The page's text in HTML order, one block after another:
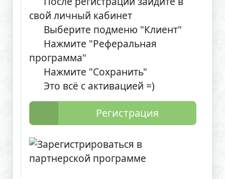
свой личный кабинет
Выберите подменю "Клиент"
Нажмите "Реферальная
программа"
Нажмите "Сохранить"
Это всё с активацией =)
Регистрация